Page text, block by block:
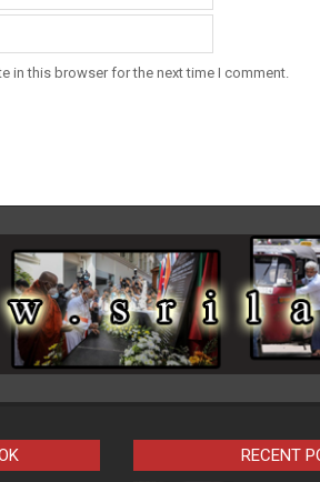
in this browser for the next time I comment.
RECENT